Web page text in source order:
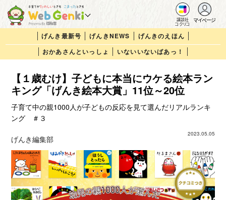
講談社
コクリコ
マイページ
げんき最新号 げんきNEWS
げんきのえほん
おかあさんといっしょ
いないいないばあっ！
【１歳むけ】子どもに本当にウケる絵本ラン
キング「げんき絵本大賞」11位～20位
子育て中の親1000人が子どもの反応を見て選んだリアルランキ
ング ＃３
2023.05.05
げんき編集部